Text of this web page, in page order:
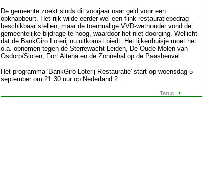
De gemeente zoekt sinds dit voorjaar naar geld voor een
opknapbeurt. Het rijk wilde eerder wel een flink restauratiebedrag
beschikbaar stellen, maar de toenmalige VVD-wethouder vond de
gemeentelijke bijdrage te hoog, waardoor het niet doorging. Wellicht
dat de BankGiro Loterij nu uitkomst biedt. Het lijkenhuisje moet het
o.a. opnemen tegen de Sterrewacht Leiden, De Oude Molen van
Osdorp/Sloten, Fort Altena en de Zonnehal op de Paasheuvel.
Het programma 'BankGiro Loterij Restauratie' start op woensdag 5
september om 21.30 uur op Nederland 2.
Terug...